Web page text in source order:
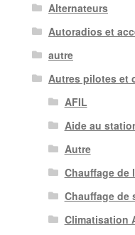
Alternateurs
Autoradios et
autre
Autres pilotes et
AFIL
Aide au
Autre
Chauffage de
Chauffage de
Climatisation